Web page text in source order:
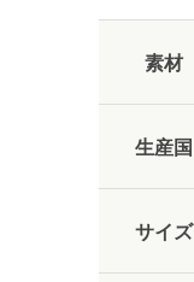
素材
生産国
サイズ